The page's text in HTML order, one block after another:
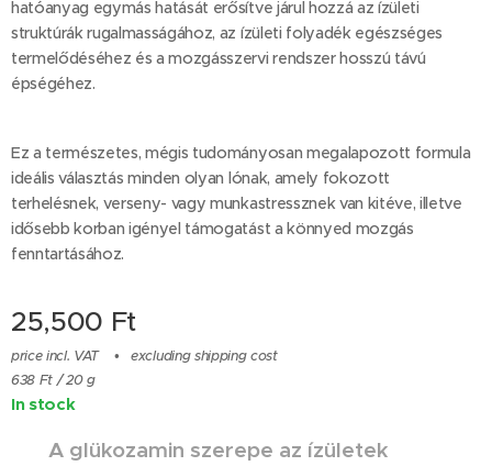
hatóanyag egymás hatását erősítve járul hozzá az ízületi
struktúrák rugalmasságához, az ízületi folyadék egészséges
termelődéséhez és a mozgásszervi rendszer hosszú távú
épségéhez.
Ez a természetes, mégis tudományosan megalapozott formula
ideális választás minden olyan lónak, amely fokozott
terhelésnek, verseny- vagy munkastressznek van kitéve, illetve
idősebb korban igényel támogatást a könnyed mozgás
fenntartásához.
25,500 Ft
price incl. VAT
excluding shipping cost
638 Ft / 20 g
In stock
A glükozamin szerepe az ízületek